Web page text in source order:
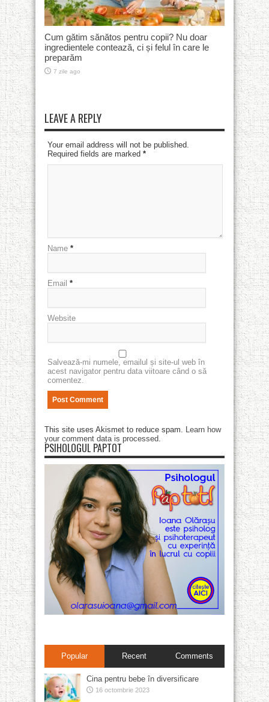
Cum gătim sănătos pentru copii? Nu doar
ingredientele contează, ci și felul în care le
preparăm
7 zile ago
LEAVE A REPLY
Your email address will not be published.
Required fields are marked *
Name *
Email *
Website
Salvează-mi numele, emailul și site-ul web în
acest navigator pentru data viitoare când o să
comentez.
This site uses Akismet to reduce spam. Learn how
your comment data is processed.
PSIHOLOGUL PAPTOT
Popular Recent Comments
Cina pentru bebe în diversificare
16 octombrie 2023